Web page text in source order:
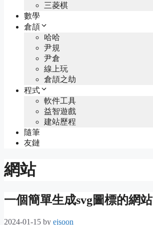
三菱棋
數學
倉頡
哈哈
尹規
尹倉
線上玩
倉頡之劫
程式
軟件工具
益智遊戲
建站歷程
隨筆
友鏈
網站
一個簡單生成svg圖標的網站
2024-01-15 by ejsoon